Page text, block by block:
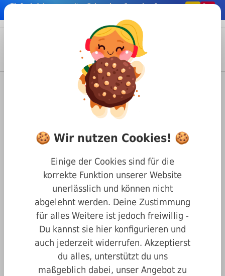
springen
Einfach& bequem onlineSchrauben & co. kaufen
Anmelden
Befestigungstechnik Nägel & Stifte
Zylinderstift Form A Toleranzfeld m6 DIN 7 Edelstahl 1.4305
Zylinderstift Form A
Toleranzfeld m6 DIN 7
Edelstahl 1.4305 4 x 10
🍪 Wir nutzen Cookies! 🍪
Einige der Cookies sind für die
korrekte Funktion unserer Website
unerlässlich und können nicht
abgelehnt werden. Deine Zustimmung
für alles Weitere ist jedoch freiwillig -
Du kannst sie hier konfigurieren und
auch jederzeit widerrufen. Akzeptierst
du alles, unterstützt du uns
maßgeblich dabei, unser Angebot zu